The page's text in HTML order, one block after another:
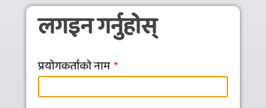
Skip to main content
लगइन गर्नुहोस्‌
प्रयोगकर्ताको नाम